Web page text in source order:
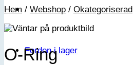
Fordon i lager
Hem / Webshop / Okategoriserad
O-Ring